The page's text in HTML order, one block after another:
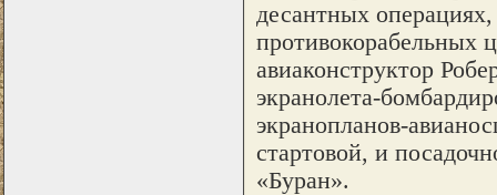
десантных
противокорабельных
авиаконструктор
экранолета-
экранопланов-
стартовой, и
«Буран».